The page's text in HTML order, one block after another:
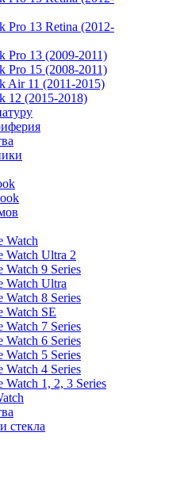
Pro 13 Retina (2012-
Pro 13 (2009-2011)
Pro 15 (2008-2011)
Air 11 (2011-2015)
12 (2015-2018)
Watch
Watch Ultra 2
9 Series
Watch Ultra
8 Series
Watch SE
7 Series
6 Series
5 Series
4 Series
1, 2, 3 Series
стекла